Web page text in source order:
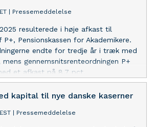
Pressemeddelelse
resulterede i høje afkast til
Pensionskassen for Akademikere.
endte for tredje år i træk med
gennemsnitsrenteordningen P+
et afkast på 8,7 pct.
kapital til nye danske kaserner
Pressemeddelelse